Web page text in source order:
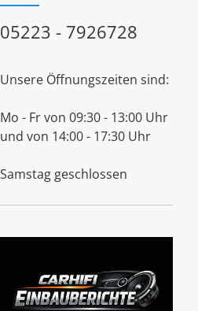
05223 - 7926728
Unsere Öffnungszeiten sind:
Mo - Fr von 09:30 - 13:00 Uhr
und von 14:00 - 17:30 Uhr
Samstag geschlossen